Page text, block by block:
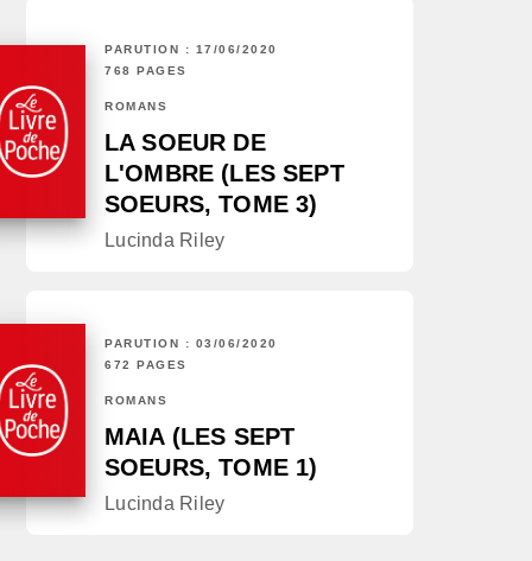
PARUTION : 17/06/2020
768 PAGES
ROMANS
LA SOEUR DE
L'OMBRE (LES SEPT
SOEURS, TOME 3)
Lucinda Riley
PARUTION : 03/06/2020
672 PAGES
ROMANS
MAIA (LES SEPT
SOEURS, TOME 1)
Lucinda Riley